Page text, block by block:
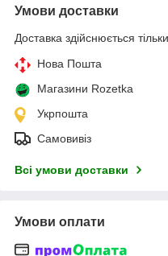
Умови доставки
Доставка здійснюється
Нова Пошта
Магазини Rozetka
Укрпошта
Самовивіз
Всі умови доставки
Умови оплати